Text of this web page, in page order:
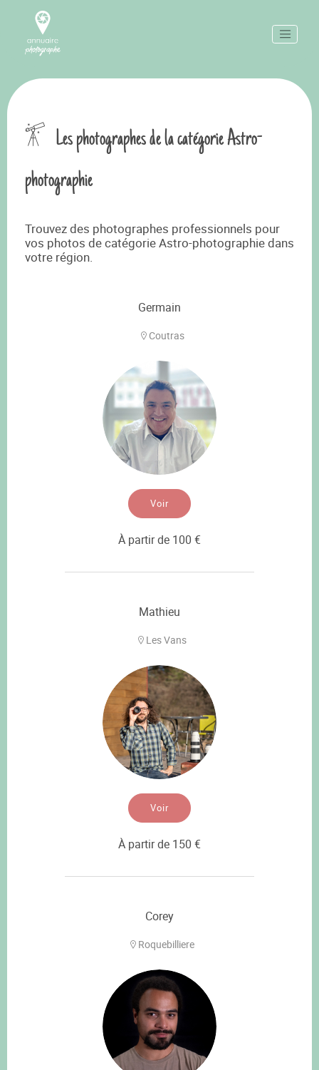
Les photographes de la catégorie Astro-
photographie
Trouvez des photographes professionnels pour
vos photos de catégorie Astro-photographie dans
votre région.
Germain
Coutras
Voir
À partir de 100 €
Mathieu
Les Vans
Voir
À partir de 150 €
Corey
Roquebilliere